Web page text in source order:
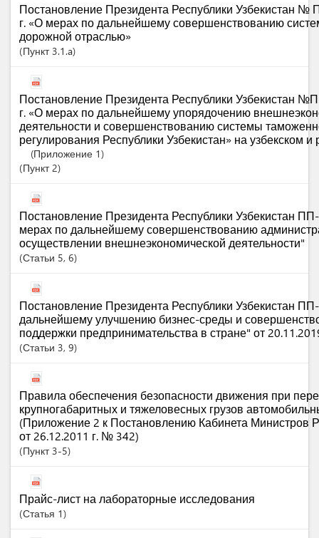
Постановление Президента Республики Узбекистан №
г. «О мерах по дальнейшему совершенствованию
дорожной отраслью»
Пункт3.1.a
Постановление Президента Республики Узбекистан
г. «О мерах по дальнейшему упорядочению
деятельности и совершенствованию системы
регулирования Республики Узбекистан» на узбекском и
(Приложение 1)
Пункт 2
Постановление Президента Республики Узбекистан
мерах по дальнейшему совершенствованию
осуществлении внешнеэкономической деятельности"
Статьи 5, 6
Постановление Президента Республики Узбекистан
дальнейшему улучшению бизнес-среды и
поддержки предпринимательства в стране" от
Статьи 3, 9
Правила обеспечения безопасности движения при
крупногабаритных и тяжеловесных грузов
(Приложение 2 к Постановлению Кабинета Министров
от 26.12.2011 г. № 342)
Пункт3-5
Прайс-лист на лабораторные исследования
Статья 1